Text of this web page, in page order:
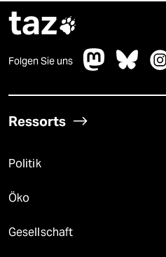
taz
Folgen Sie uns
Ressorts
Politik
Öko
Gesellschaft